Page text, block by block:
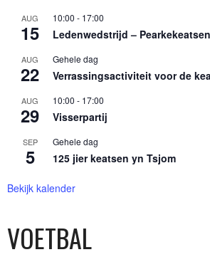
AUG
15
10:00 - 17:00
Ledenwedstrijd –
AUG
22
Gehele dag
Verrassingsactiviteit voor de
AUG
29
10:00 - 17:00
Visserpartij
SEP
5
Gehele dag
125 jier keatsen yn Tsjom
Bekijk kalender
VOETBAL